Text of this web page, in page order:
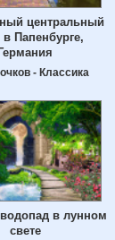
центральный
в Папенбурге,
Германия
- Классика
в лунном
свете